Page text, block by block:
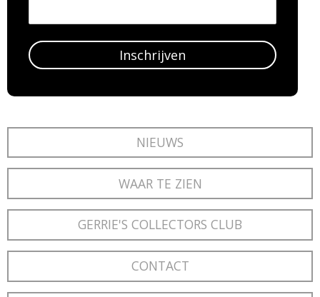
Inschrijven
NIEUWS
WAAR TE ZIEN
GERRIE'S COLLECTORS CLUB
CONTACT